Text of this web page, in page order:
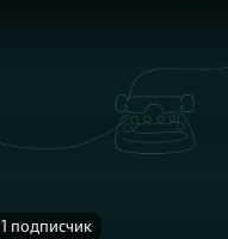
1 подписчик